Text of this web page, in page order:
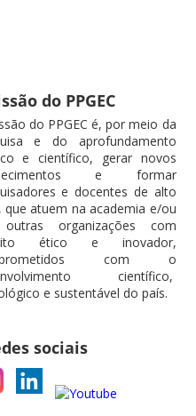
do PPGEC
do PPGEC é, por meio da
e do aprofundamento
e científico, gerar novos
e formar
e docentes de alto
que atuem na academia e/ou
organizações com
ético e inovador,
com o
científico,
e sustentável do país.
sociais